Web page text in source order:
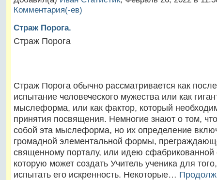
Комментария(-ев)
Страж Порога.
Страж Порога
Страж Порога обычно рассматривается как
испытание человеческого мужества или как
мыслеформа, или как фактор, который
принятия посвящения. Немногие знают о том,
собой эта мыслеформа, но их определение
громадной элементальной формы,
священному порталу, или идею
которую может создать Учитель ученика для
испытать его искренность. Некоторые…